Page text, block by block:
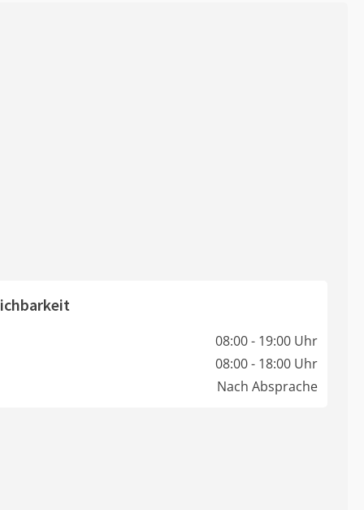
08:00 - 19:00 Uhr
08:00 - 18:00 Uhr
Nach Absprache